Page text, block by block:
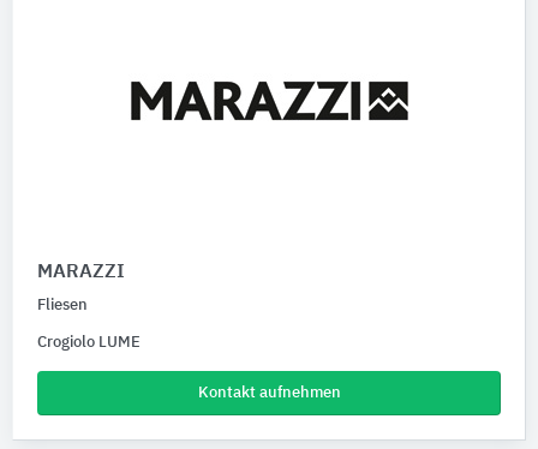
MARAZZI
Fliesen
Crogiolo LUME
Kontakt aufnehmen